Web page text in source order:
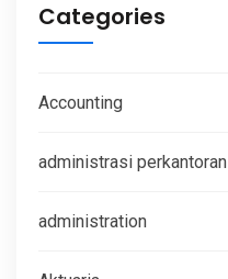
Categories
Accounting
administrasi perkantoran
administration